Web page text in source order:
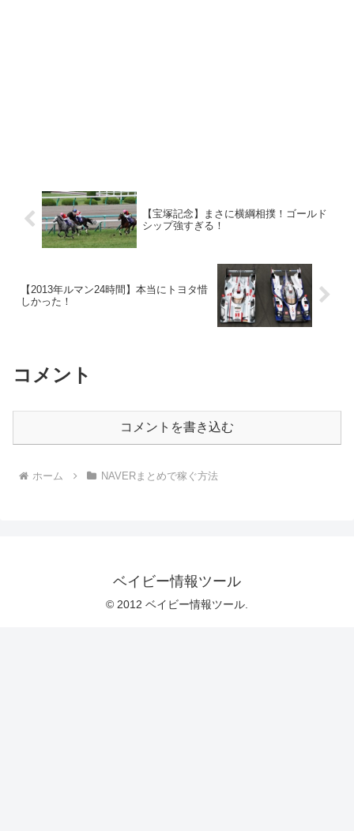
【宝塚記念】まさに横綱相撲！ゴールド
シップ強すぎる！
【2013年ルマン24時間】本当にトヨタ惜
しかった！
コメント
コメントを書き込む
ホーム NAVERまとめで稼ぐ方法
ベイビー情報ツール
© 2012 ベイビー情報ツール.